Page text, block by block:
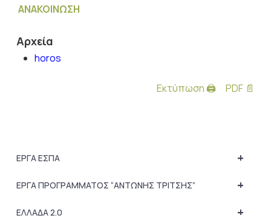
ΑΝΑΚΟΙΝΩΣΗ
Αρχεία
horos
Εκτύπωση 🖨 PDF 📄
+
ΕΡΓΑ ΕΣΠΑ
+
ΕΡΓΑ ΠΡΟΓΡΑΜΜΑΤΟΣ “ΑΝΤΩΝΗΣ ΤΡΙΤΣΗΣ”
+
ΕΛΛΑΔΑ 2.0